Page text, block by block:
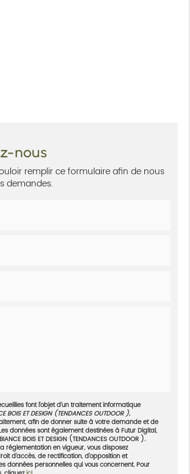
nous
remplir ce formulaire afin de nous
demandes.
font l’objet d’un traitement informatique
BOIS ET DESIGN (TENDANCES OUTDOOR ),
afin de donner suite à votre demande et de
données sont également destinées à Futur Digital,
BOIS ET DESIGN (TENDANCES OUTDOOR ).
réglementation en vigueur, vous disposez
d'accès, de rectification, d'opposition et
données personnelles qui vous concernent. Pour